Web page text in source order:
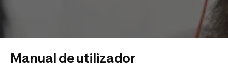
Manual de utilizador